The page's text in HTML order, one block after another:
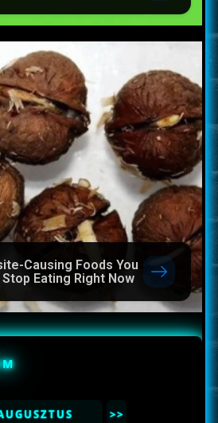
Causing Foods You
Eating Right Now
>>